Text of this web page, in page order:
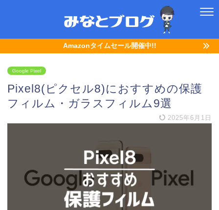
Amazonタイムセール開催中!!
Google Pixel
Pixel8(ピクセル8)におすすめの保護
フィルム・ガラスフィルム9選
2025年6月1日